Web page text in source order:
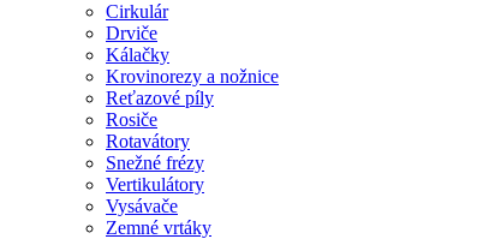
Cirkulár
Drviče
Kálačky
Krovinorezy a nožnice
Reťazové píly
Rosiče
Rotavátory
Snežné frézy
Vertikulátory
Vysávače
Zemné vrtáky